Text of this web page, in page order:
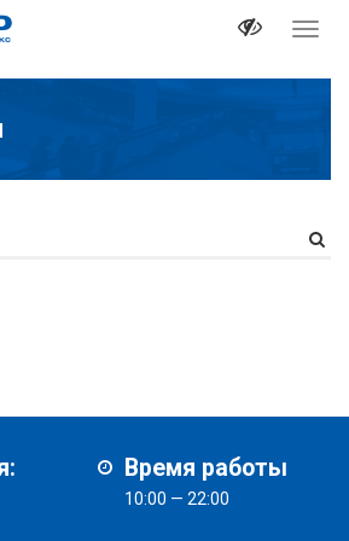
Время работы
10:00 — 22:00